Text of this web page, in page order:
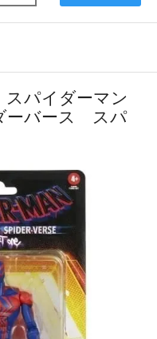
パイダーマン
ーバース スパ